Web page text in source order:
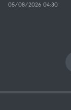
05/08/2026 04:30